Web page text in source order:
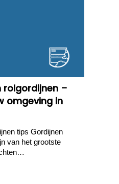
rolgordijnen –
omgeving in
tips Gordijnen
van het grootste